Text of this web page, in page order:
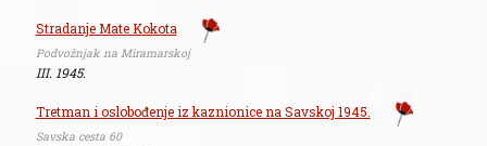
Stradanje Mate Kokota
Podvožnjak na Miramarskoj
III. 1945.
Tretman i oslobođenje iz kaznionice na Savskoj 1945.
Savska cesta 60